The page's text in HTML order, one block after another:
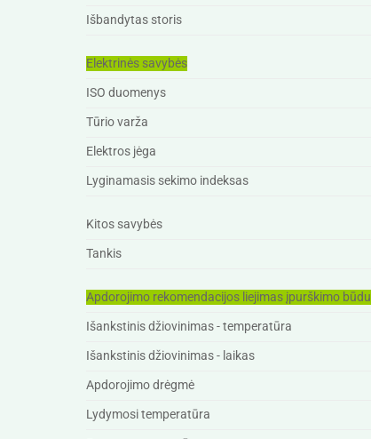
Išbandytas storis
Elektrinės savybės
ISO duomenys
Tūrio varža
Elektros jėga
Lyginamasis sekimo indeksas
Kitos savybės
Tankis
Apdorojimo rekomendacijos liejimas įpurškimo būdu
Išankstinis džiovinimas - temperatūra
Išankstinis džiovinimas - laikas
Apdorojimo drėgmė
Lydymosi temperatūra